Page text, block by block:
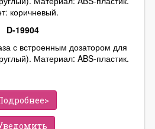
D-19904
с встроенным дозатором для
Материал: ABS-пластик.